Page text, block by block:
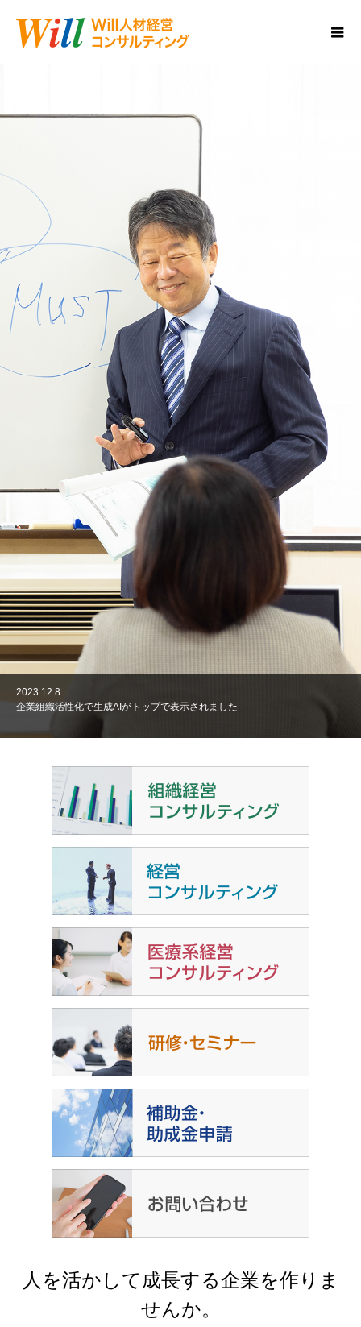
2023.12.8
企業組織活性化で生成AIがトップで表示されました
2023.05.15
人事制度研修
2022.05.27
働きやすさと働きがい
2022.02.6
コロナがなくなる日
2021.12.27
コロナ時代の継続について
人を活かして成長する企業を作りま
せんか。